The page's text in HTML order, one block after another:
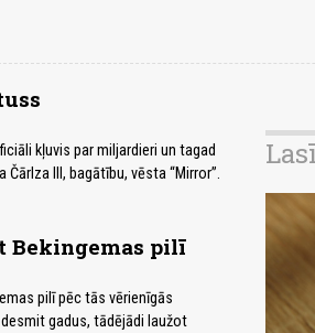
kļuvis par miljardieri un tagad
III, bagātību, vēsta “Mirror”.
Bekingemas pilī
pilī pēc tās vērienīgās
gadus, tādējādi laužot